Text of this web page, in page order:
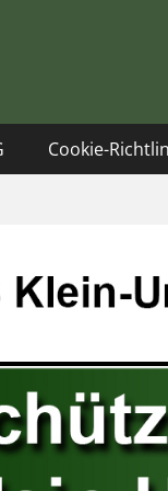
Cookie-